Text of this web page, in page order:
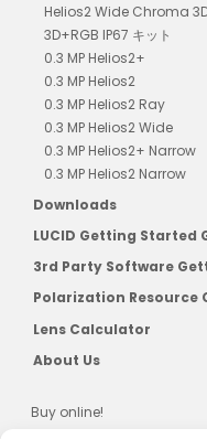
Helios2 Wide Chroma
3D+RGB IP67 キット
0.3 MP Helios2+
0.3 MP Helios2
0.3 MP Helios2 Ray
0.3 MP Helios2 Wide
0.3 MP Helios2+ Narrow
0.3 MP Helios2 Narrow
Downloads
LUCID Getting Started
3rd Party Software
Polarization Resource
Lens Calculator
About Us
Buy online!
US, CAD, AU, JPN, NZ, SG,